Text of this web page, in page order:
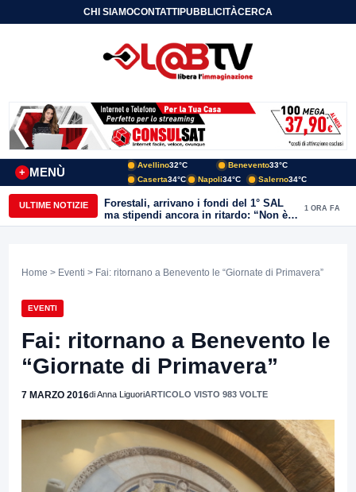
CHI SIAMOCONTATTIPUBBLICITÀCERCA
MENÙ
+
Avellino32°C Benevento33°C
Caserta34°C Napoli34°C Salerno34°C
ULTIME NOTIZIE
Forestali, arrivano i fondi del 1° SAL
ma stipendi ancora in ritardo: “Non è
più sostenibile”
1 ORA FA
Home > Eventi > Fai: ritornano a Benevento le “Giornate di Primavera”
EVENTI
Fai: ritornano a Benevento le
“Giornate di Primavera”
7 MARZO 2016di Anna LiguoriARTICOLO VISTO 983 VOLTE